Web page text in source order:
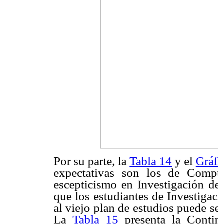
Por su parte, la Tabla 14 y el
expectativas son los de
escepticismo en Investigación
que los estudiantes de
al viejo plan de estudios puede
La Tabla 15 presenta la